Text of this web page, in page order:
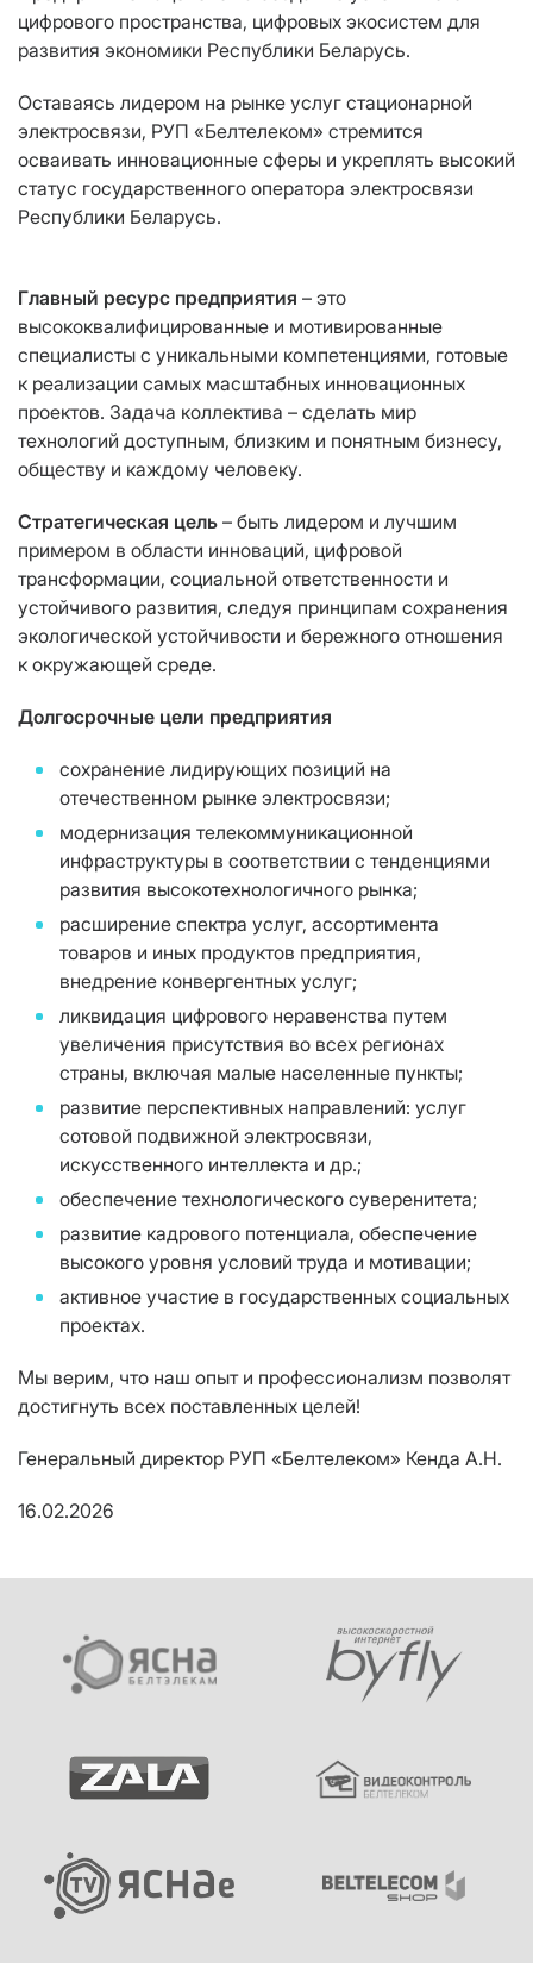
цифрового пространства, цифровых экосистем для
развития экономики Республики Беларусь.
Оставаясь лидером на рынке услуг стационарной
электросвязи, РУП «Белтелеком» стремится
осваивать инновационные сферы и укреплять высокий
статус государственного оператора электросвязи
Республики Беларусь.
Главный ресурс предприятия – это
высококвалифицированные и мотивированные
специалисты с уникальными компетенциями, готовые
к реализации самых масштабных инновационных
проектов. Задача коллектива – сделать мир
технологий доступным, близким и понятным бизнесу,
обществу и каждому человеку.
Стратегическая цель – быть лидером и лучшим
примером в области инноваций, цифровой
трансформации, социальной ответственности и
устойчивого развития, следуя принципам сохранения
экологической устойчивости и бережного отношения
к окружающей среде.
Долгосрочные цели предприятия
сохранение лидирующих позиций на
отечественном рынке электросвязи;
модернизация телекоммуникационной
инфраструктуры в соответствии с тенденциями
развития высокотехнологичного рынка;
расширение спектра услуг, ассортимента
товаров и иных продуктов предприятия,
внедрение конвергентных услуг;
ликвидация цифрового неравенства путем
увеличения присутствия во всех регионах
страны, включая малые населенные пункты;
развитие перспективных направлений: услуг
сотовой подвижной электросвязи,
искусственного интеллекта и др.;
обеспечение технологического суверенитета;
развитие кадрового потенциала, обеспечение
высокого уровня условий труда и мотивации;
активное участие в государственных социальных
проектах.
Мы верим, что наш опыт и профессионализм позволят
достигнуть всех поставленных целей!
Генеральный директор РУП «Белтелеком» Кенда А.Н.
16.02.2026